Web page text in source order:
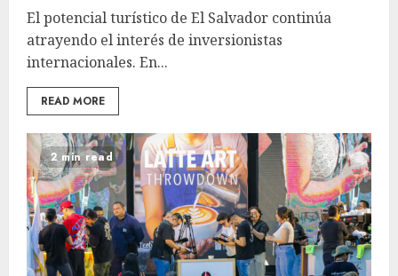
El potencial turístico de El Salvador continúa
atrayendo el interés de inversionistas
internacionales. En...
READ MORE
2 min read